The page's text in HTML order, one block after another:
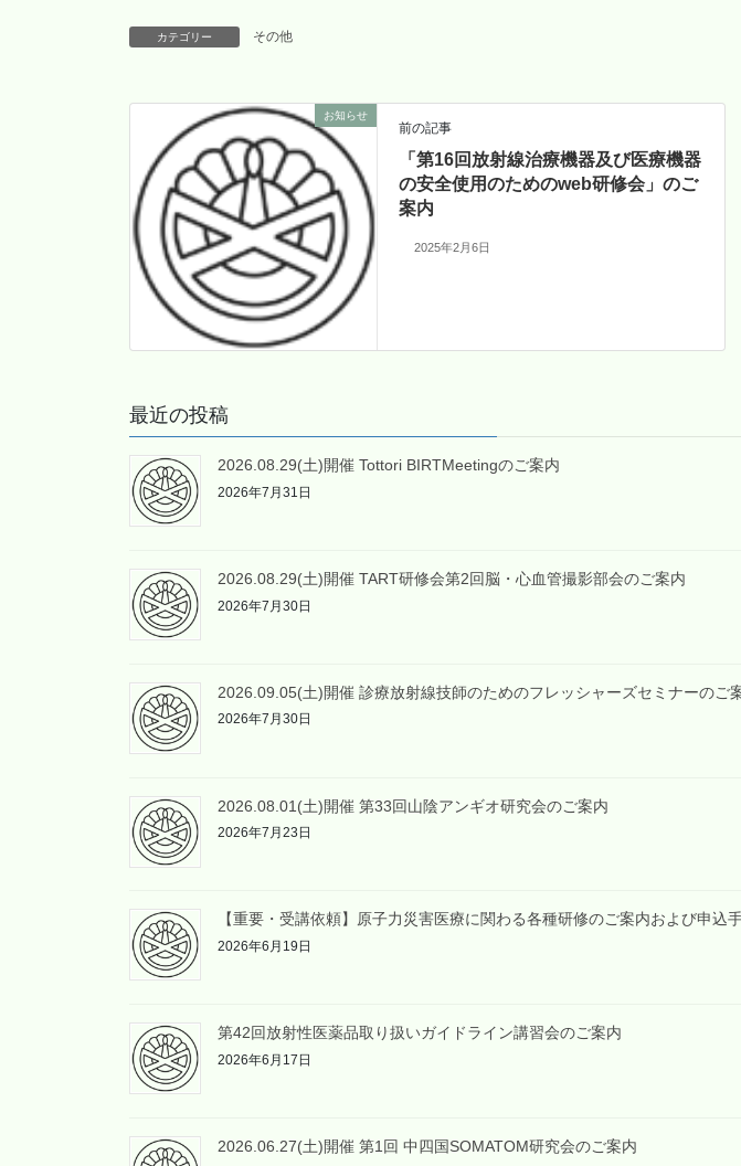
カテゴリー その他
お知らせ
前の記事
「第16回放射線治療機器及び医療機器
の安全使用のためのweb研修会」のご
案内
2025年2月6日
最近の投稿
2026.08.29(土)開催 Tottori BIRTMeetingのご案内
2026年7月31日
2026.08.29(土)開催 TART研修会第2回脳・心血管撮影部会のご案内
2026年7月30日
2026.09.05(土)開催 診療放射線技師のためのフレッシャーズセミナーのご
2026年7月30日
2026.08.01(土)開催 第33回山陰アンギオ研究会のご案内
2026年7月23日
【重要・受講依頼】原子力災害医療に関わる各種研修のご案内および申込
2026年6月19日
第42回放射性医薬品取り扱いガイドライン講習会のご案内
2026年6月17日
2026.06.27(土)開催 第1回 中四国SOMATOM研究会のご案内